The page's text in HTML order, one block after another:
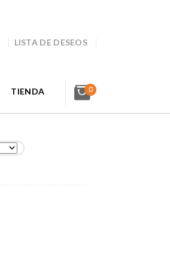
LISTA DE DESEOS
TIENDA 0